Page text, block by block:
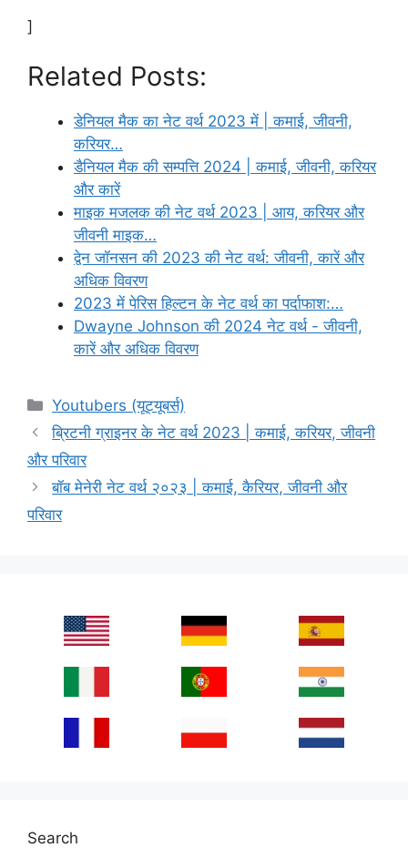
]
Related Posts:
डेनियल मैक का नेट वर्थ 2023 में | कमाई, जीवनी,
करियर…
डैनियल मैक की सम्पत्ति 2024 | कमाई, जीवनी, करियर
और कारें
माइक मजलक की नेट वर्थ 2023 | आय, करियर और
जीवनी माइक…
द्वेन जॉनसन की 2023 की नेट वर्थ: जीवनी, कारें और
अधिक विवरण
2023 में पेरिस हिल्टन के नेट वर्थ का पर्दाफाश:…
Dwayne Johnson की 2024 नेट वर्थ - जीवनी,
कारें और अधिक विवरण
Categories
Youtubers (यूट्यूबर्स)
ब्रिटनी ग्राइनर के नेट वर्थ 2023 | कमाई, करियर, जीवनी
और परिवार
बॉब मेनेरी नेट वर्थ २०२३ | कमाई, कैरियर, जीवनी और
परिवार
Search